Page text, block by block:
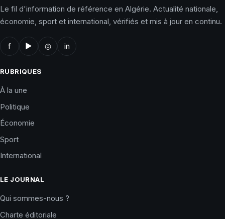
Le fil d'information de référence en Algérie. Actualité nationale,
économie, sport et international, vérifiés et mis à jour en continu.
f ▶ ◎ in
RUBRIQUES
À la une
Politique
Économie
Sport
International
LE JOURNAL
Qui sommes-nous ?
Charte éditoriale